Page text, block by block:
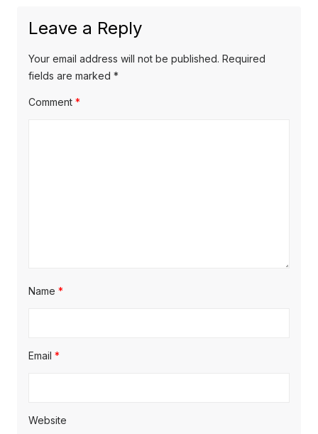
Leave a Reply
Your email address will not be published. Required
fields are marked *
Comment *
Name *
Email *
Website